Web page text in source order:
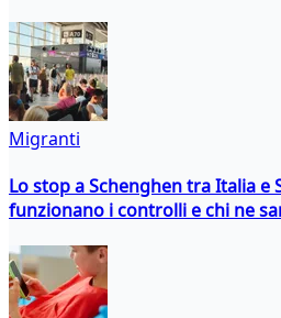
Migranti
Lo stop a Schenghen tra Italia e
funzionano i controlli e chi ne